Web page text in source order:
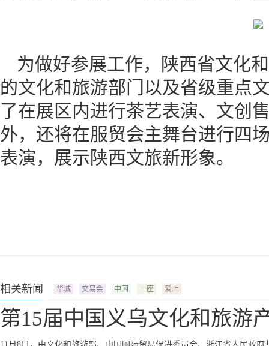
为做好参展工作，陕西省文化
的文化和旅游部门以及省级重点
了在展区内进行茶艺表演、文创
外，还将在服贸会主舞台进行四
表演，展示陕西文旅新形象。
相关新闻 华城 交易会 中国 一座 爱上
第15届中国义乌文化和旅游